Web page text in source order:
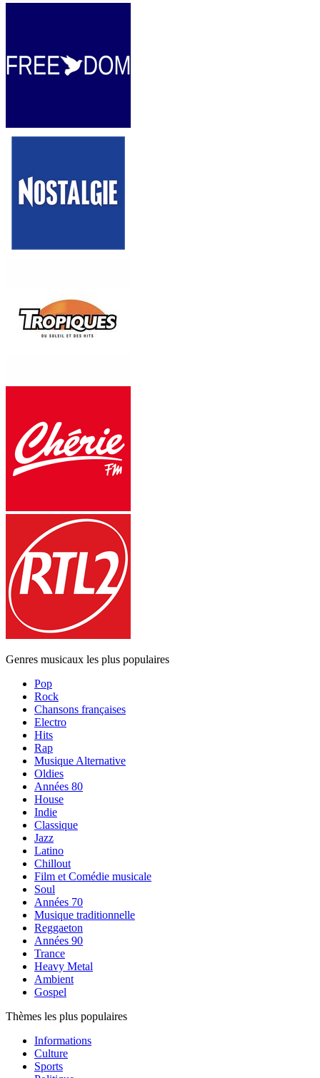
Genres musicaux les plus populaires
Pop
Rock
Chansons françaises
Electro
Hits
Rap
Musique Alternative
Oldies
Années 80
House
Indie
Classique
Jazz
Latino
Chillout
Film et Comédie musicale
Soul
Années 70
Musique traditionnelle
Reggaeton
Années 90
Trance
Heavy Metal
Ambient
Gospel
Thèmes les plus populaires
Informations
Culture
Sports